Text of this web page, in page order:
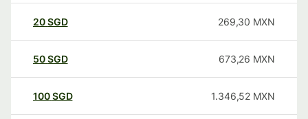
20SGD 269,30 MXN
50SGD 673,26 MXN
100SGD 1.346,52 MXN